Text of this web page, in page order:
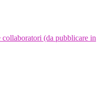
collaboratori (da pubblicare in